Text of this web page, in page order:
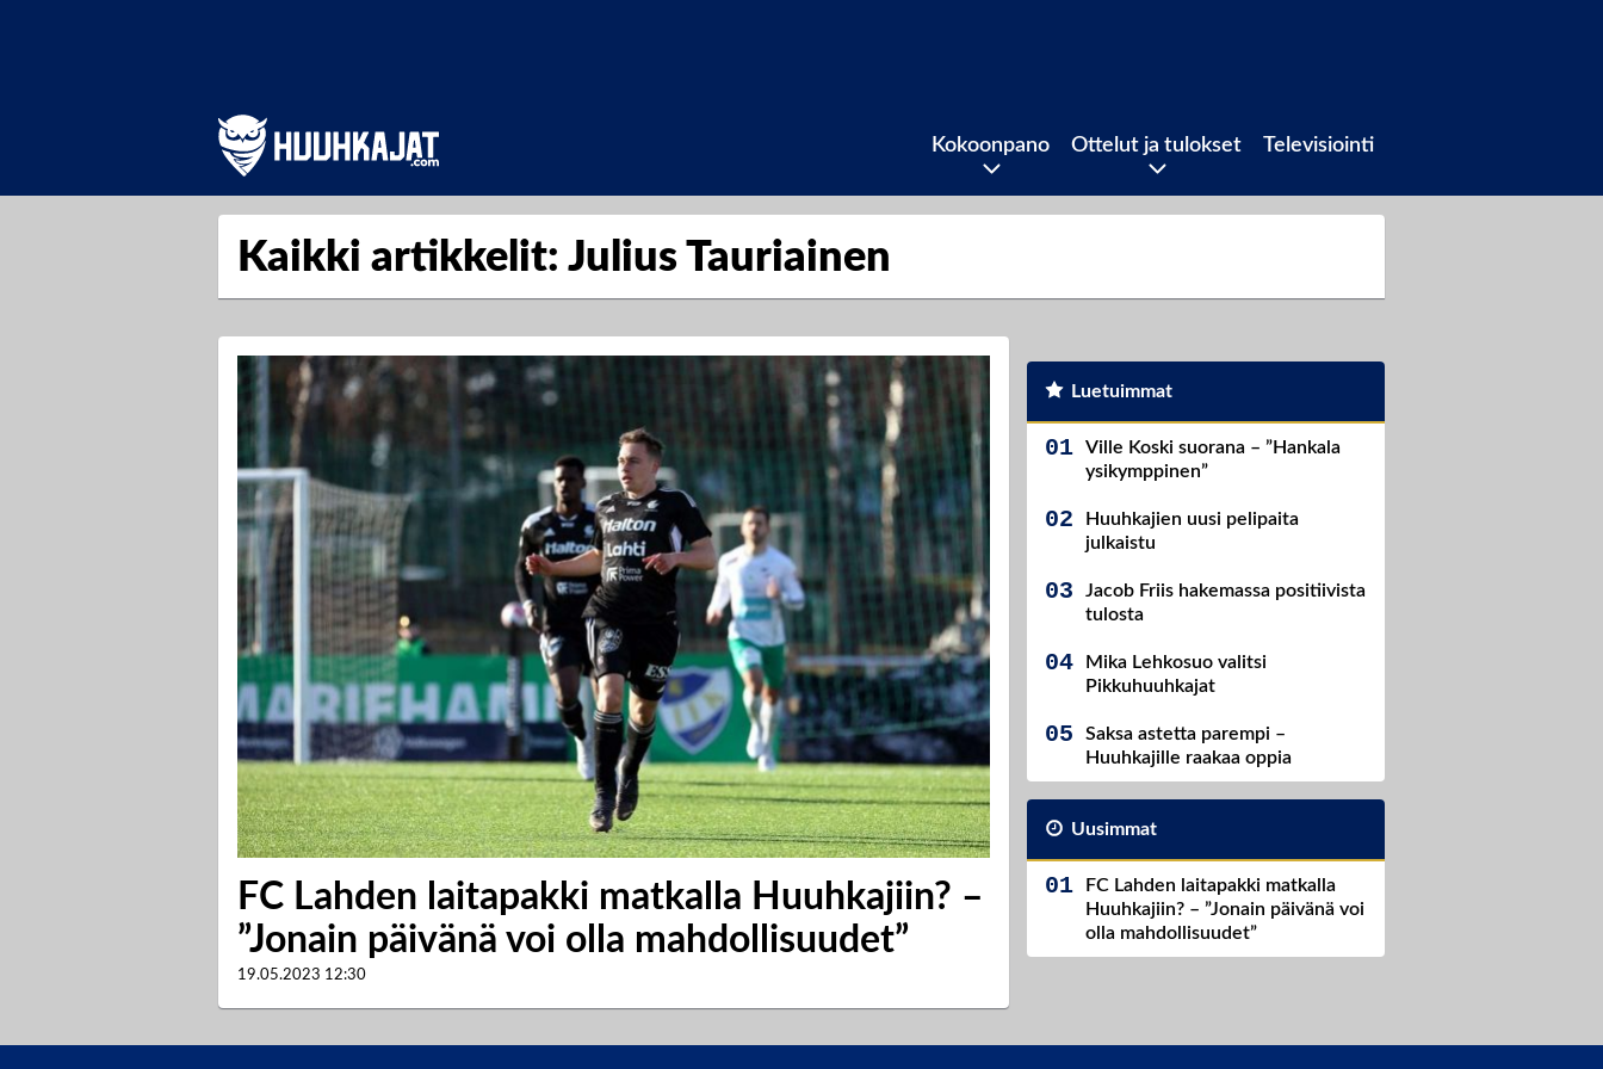
Kokoonpano Ottelut ja tulokset Televisiointi
Kaikki artikkelit: Julius Tauriainen
FC Lahden laitapakki matkalla Huuhkajiin? –
”Jonain päivänä voi olla mahdollisuudet”
19.05.2023 12:30
Luetuimmat
Ville Koski suorana – ”Hankala
ysikymppinen”
Huuhkajien uusi pelipaita
julkaistu
Jacob Friis hakemassa positiivista
tulosta
Mika Lehkosuo valitsi
Pikkuhuuhkajat
Saksa astetta parempi –
Huuhkajille raakaa oppia
Uusimmat
FC Lahden laitapakki matkalla
Huuhkajiin? – ”Jonain päivänä voi
olla mahdollisuudet”